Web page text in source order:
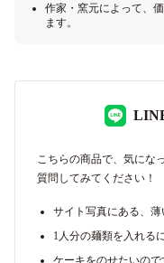
作家・窯元によって、
ます。
こちらの商品で、気にな
質問してみてください！
サイト写真にある、
1人分の麺類を入れる
ケーキをのせたいの